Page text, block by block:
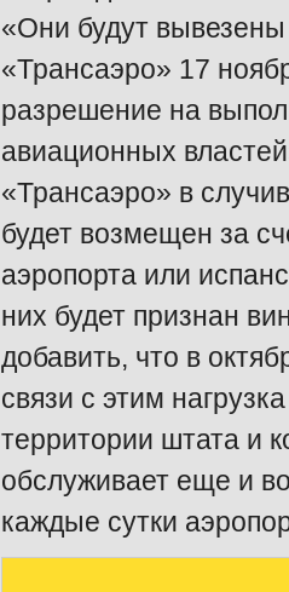
«Они будут
«Трансаэро» 17
разрешение на
авиационных
«Трансаэро» в
будет возмещен за
аэропорта или
них будет признан
добавить, что в
связи с этим
территории штата и
обслуживает еще и
каждые сутки